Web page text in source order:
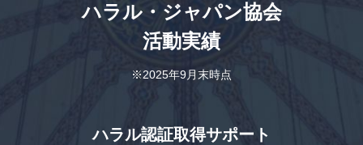
ハラル・ジャパン協会
活動実績
※2025年9月末時点
ハラル認証取得サポート